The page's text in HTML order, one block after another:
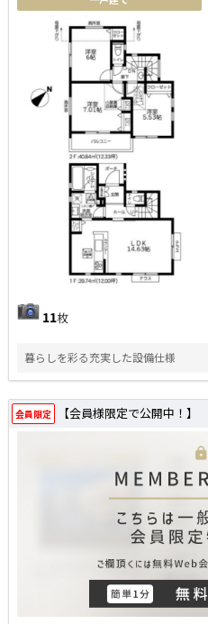
11枚
暮らしを彩る充実した設備仕様
会員限定 【会員様限定で公開中！】